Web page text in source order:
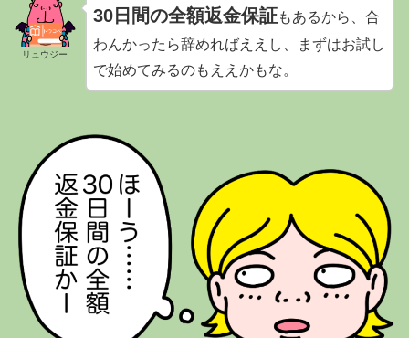
リュウジー
30日間の全額返金保証もあるから、合
わんかったら辞めればええし、まずはお試し
で始めてみるのもええかもな。